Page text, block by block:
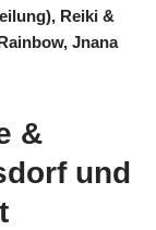
Reiki &
Jnana
&
und